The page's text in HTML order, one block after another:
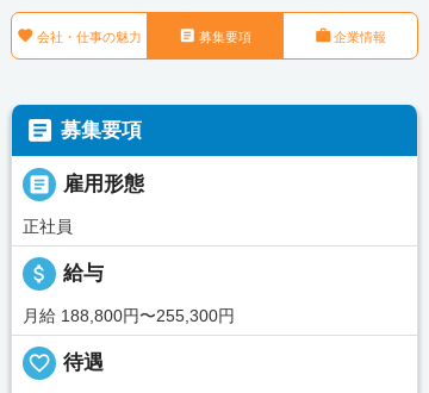
 会社・仕事の魅力  募集要項 企業情報
 募集要項
 雇用形態
正社員
attach_money 給与
月給 188,800円〜255,300円
favorite_border 待遇